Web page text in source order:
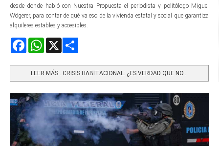
desde donde habló con Nuestra Propuesta el periodista y politólogo Miguel
Wögerer, para contar de qué va eso de la vivienda estatal y social que garantiza
alquileres estables y accesibles.
FacebookWhatsApp
LEER MÁS…CRISIS HABITACIONAL: ¿ES VERDAD QUE NO...